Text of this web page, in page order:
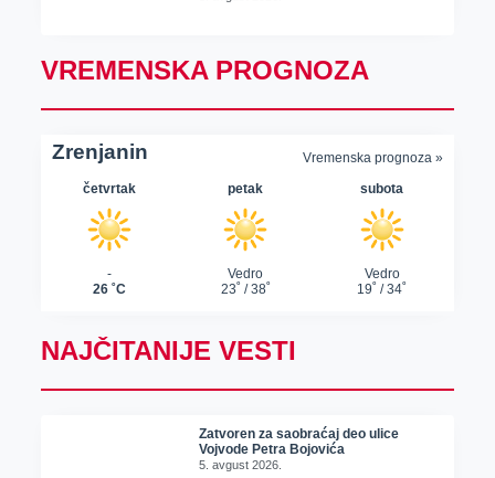
VREMENSKA PROGNOZA
NAJČITANIJE VESTI
Zatvoren za saobraćaj deo ulice
Vojvode Petra Bojovića
5. avgust 2026.